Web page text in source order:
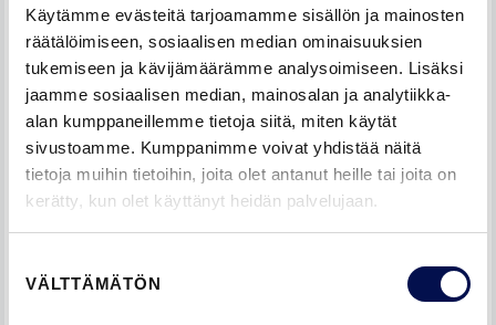
Käytämme evästeitä tarjoamamme sisällön ja mainosten
räätälöimiseen, sosiaalisen median ominaisuuksien
tukemiseen ja kävijämäärämme analysoimiseen. Lisäksi
jaamme sosiaalisen median, mainosalan ja analytiikka-
alan kumppaneillemme tietoja siitä, miten käytät
sivustoamme. Kumppanimme voivat yhdistää näitä
tietoja muihin tietoihin, joita olet antanut heille tai joita on
kerätty, kun olet käyttänyt heidän palvelujaan.
valinta
VÄLTTÄMÄTÖN
MUUTA HUOMIOITAVAA